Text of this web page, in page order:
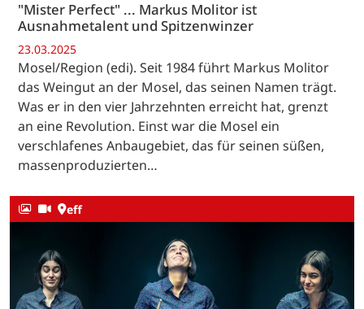
"Mister Perfect" ... Markus Molitor ist
Ausnahmetalent und Spitzenwinzer
23.03.2025
Mosel/Region (edi). Seit 1984 führt Markus Molitor
das Weingut an der Mosel, das seinen Namen trägt.
Was er in den vier Jahrzehnten erreicht hat, grenzt
an eine Revolution. Einst war die Mosel ein
verschlafenes Anbaugebiet, das für seinen süßen,
massenproduzierten…
eff